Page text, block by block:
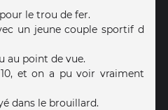
le trou de fer.
un jeune couple sportif d
au point de vue.
et on a pu voir vraiment
dans le brouillard.